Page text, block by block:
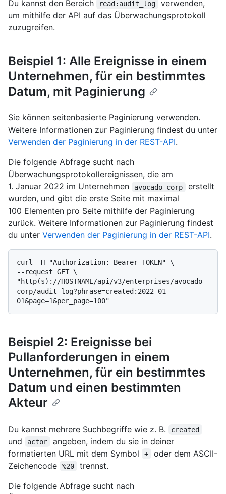
Du kannst den Bereich read:audit_log
verwenden,
um mithilfe der API auf das Überwachungsprotokoll
zuzugreifen.
Beispiel 1: Alle Ereignisse in einem
Unternehmen, für ein bestimmtes
Datum, mit Paginierung
Sie können seitenbasierte Paginierung verwenden.
Weitere Informationen zur Paginierung findest du unter
Verwenden der Paginierung in der REST-API.
Die folgende Abfrage sucht nach
Überwachungsprotokollereignissen, die am
1. Januar 2022 im Unternehmen
avocado-corp
erstellt
wurden, und gibt die erste Seite mit maximal
100 Elementen pro Seite mithilfe der Paginierung
zurück. Weitere Informationen zur Paginierung findest
du unter Verwenden der Paginierung in der REST-API.
curl -H "Authorization: Bearer TOKEN" \
--request GET \
"http(s)://HOSTNAME/api/v3/enterprises/avocado-
corp/audit-log?phrase=created:2022-01-
Beispiel 2: Ereignisse bei
Pullanforderungen in einem
Unternehmen, für ein bestimmtes
Datum und einen bestimmten
Akteur
Du kannst mehrere Suchbegriffe wie z. B. created
und actor
angeben, indem du sie in deiner
formatierten URL mit dem Symbol
+
oder dem ASCII-
Zeichencode
%20
trennst.
Die folgende Abfrage sucht nach